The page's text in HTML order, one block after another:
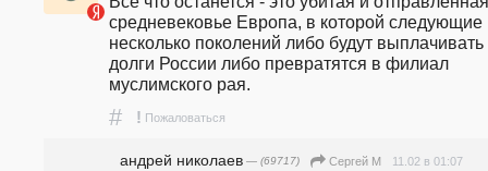
средневековье Европа, в которой следующие
несколько поколений либо будут выплачивать
долги России либо превратятся в филиал
муслимского рая.
# ! Пожаловаться
андpeй николаев — (69717) Сергей М 11.02 в 01:07